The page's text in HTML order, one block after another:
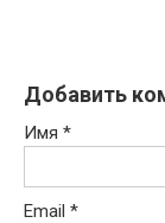
Добавить
Имя *
Email *